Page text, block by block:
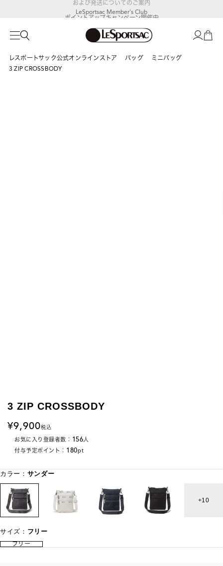
LeSportsac Member's Club
ポイントアップキャンペーン開催中
レスポートサック公式オンラインストア バッグ
ミニバッグ
3 ZIP CROSSBODY
3 ZIP CROSSBODY
9,900税込
お気に入り登録者数： 156人
付与予定ポイント： 180pt
カラー： サンダー
10
サイズ： フリー
フリー